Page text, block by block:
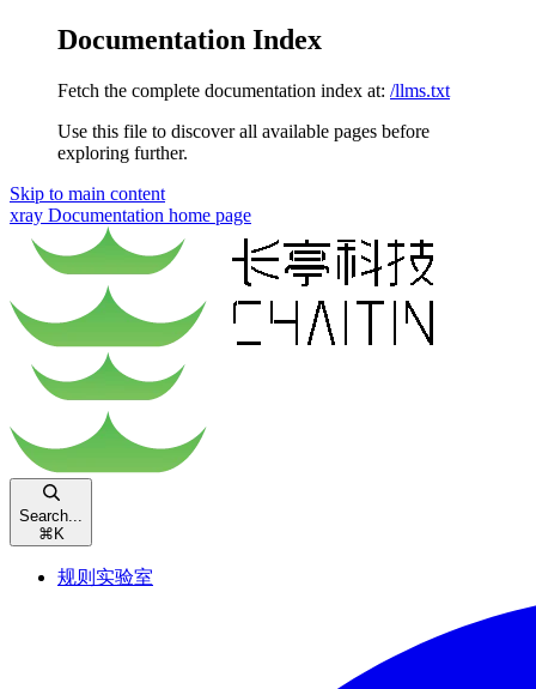
Documentation Index
Fetch the complete documentation index at: /llms.txt
Use this file to discover all available pages before
exploring further.
Skip to main content
xray Documentation home page
Search...
⌘ K
规则实验室